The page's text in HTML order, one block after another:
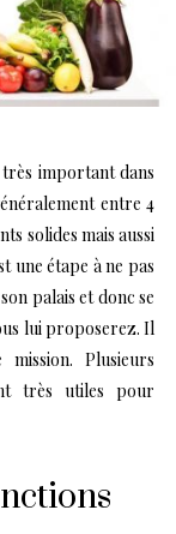
important dans
entre 4
solides mais aussi
une étape à ne pas
palais et donc se
lui proposerez. Il
Plusieurs
très utiles pour